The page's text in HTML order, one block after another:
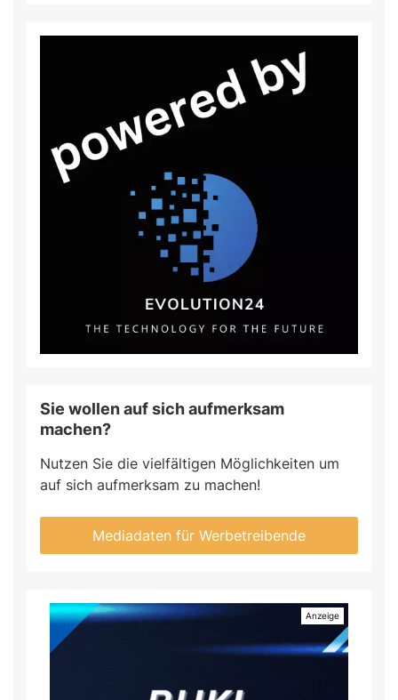
Sie wollen auf sich aufmerksam
machen?
Nutzen Sie die vielfältigen Möglichkeiten um
auf sich aufmerksam zu machen!
Mediadaten für Werbetreibende